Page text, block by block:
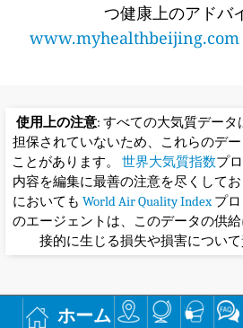
つ健康上のアドバ
www.myhealthbeijing.com
使用上の注意: すべての大気質デー
担保されていないため、これらのデ
ことがあります。 世界大気質指数プ
内容を編集に最善の注意を尽くして
においても World Air Quality Indexプ
のエージェントは、このデータの供
接的に生じる損失や損害について
ホーム